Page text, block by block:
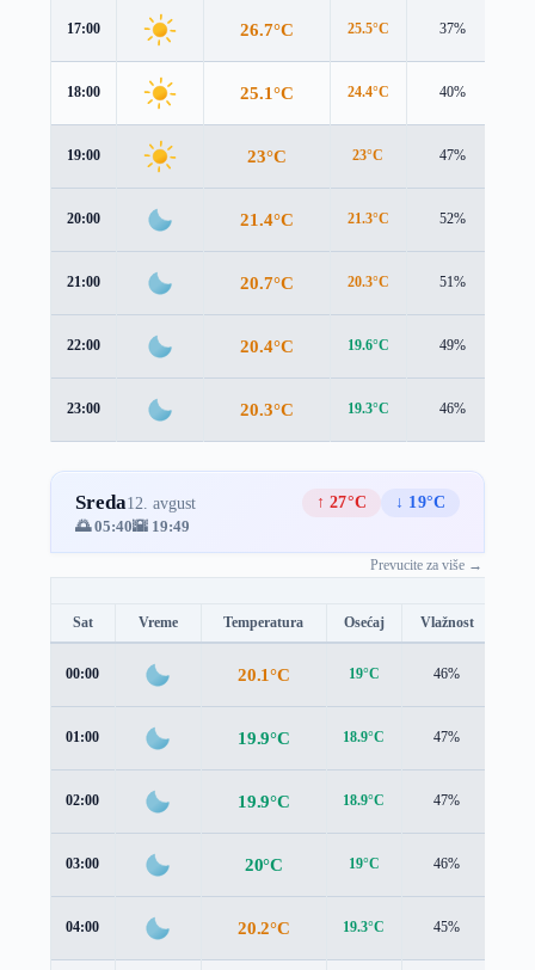
17:00 26.7°C 25.5°C 37%
18:00 25.1°C 24.4°C 40%
19:00 23°C 23°C 47%
20:00 21.4°C 21.3°C 52%
21:00 20.7°C 20.3°C 51%
22:00 20.4°C 19.6°C 49%
23:00 20.3°C 19.3°C 46%
Sreda12. avgust ↑ 27°C
↓ 19°C
🌅 05:40🌇 19:49
Prevucite za više →
Sat Vreme Temperatura Osećaj Vlažnost
00:00 20.1°C 19°C 46%
01:00 19.9°C 18.9°C 47%
02:00 19.9°C 18.9°C 47%
03:00 20°C 19°C 46%
04:00 20.2°C 19.3°C 45%